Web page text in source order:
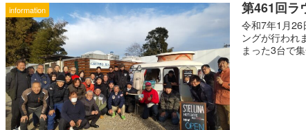
information 第461回
令和7年1月26
ングが行われ
まった3台で